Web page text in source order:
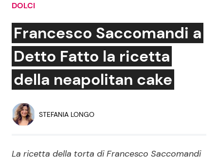
Cerca:
News e Cronaca
Attualità Italiana
Economia
Persone Scomparse
Gossip e TV
Bellezze VIP
Programmi TV
DOLCI
Francesco Saccomandi a
Detto Fatto la ricetta
della neapolitan cake
STEFANIA LONGO
La ricetta della torta di Francesco Saccomandi